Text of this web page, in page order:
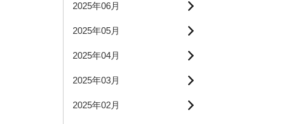
2025年06月
2025年05月
2025年04月
2025年03月
2025年02月